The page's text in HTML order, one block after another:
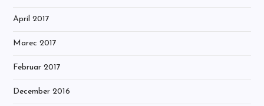
April 2017
Marec 2017
Februar 2017
December 2016